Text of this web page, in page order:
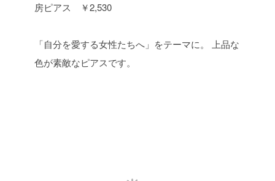
房ピアス ￥2,530
「自分を愛する女性たちへ」をテーマに。
上品な
色が素敵なピアスです。